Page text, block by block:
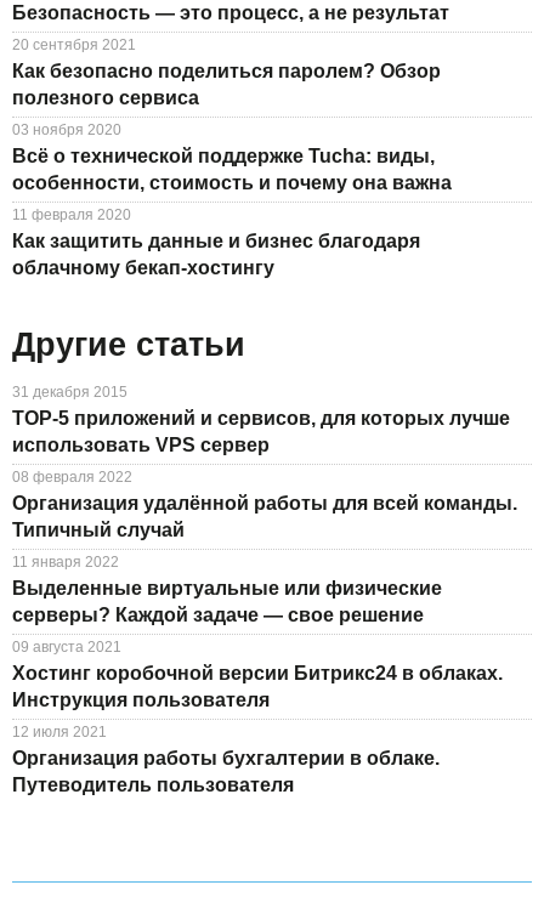
Безопасность — это процесс, а не результат
20 сентября 2021
Как безопасно поделиться паролем? Обзор
полезного сервиса
03 ноября 2020
Всё о технической поддержке Tucha: виды,
особенности, стоимость и почему она важна
11 февраля 2020
Как защитить данные и бизнес благодаря
облачному бекап-хостингу
Другие статьи
31 декабря 2015
TOP-5 приложений и сервисов, для которых лучше
использовать VPS сервер
08 февраля 2022
Организация удалённой работы для всей команды.
Типичный случай
11 января 2022
Выделенные виртуальные или физические
серверы? Каждой задаче — свое решение
09 августа 2021
Хостинг коробочной версии Битрикс24 в облаках.
Инструкция пользователя
12 июля 2021
Организация работы бухгалтерии в облаке.
Путеводитель пользователя